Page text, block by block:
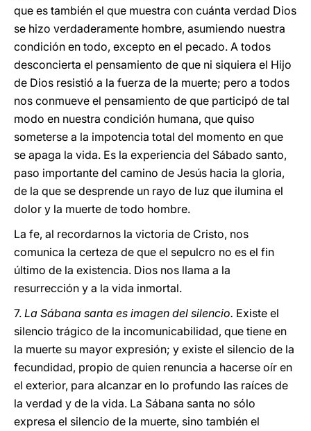
que es también el que muestra con cuánta verdad Dios
se hizo verdaderamente hombre, asumiendo nuestra
condición en todo, excepto en el pecado. A todos
desconcierta el pensamiento de que ni siquiera el Hijo
de Dios resistió a la fuerza de la muerte; pero a todos
nos conmueve el pensamiento de que participó de tal
modo en nuestra condición humana, que quiso
someterse a la impotencia total del momento en que
se apaga la vida. Es la experiencia del Sábado santo,
paso importante del camino de Jesús hacia la gloria,
de la que se desprende un rayo de luz que ilumina el
dolor y la muerte de todo hombre.
La fe, al recordarnos la victoria de Cristo, nos
comunica la certeza de que el sepulcro no es el fin
último de la existencia. Dios nos llama a la
resurrección y a la vida inmortal.
7. La Sábana santa es imagen del silencio. Existe el
silencio trágico de la incomunicabilidad, que tiene en
la muerte su mayor expresión; y existe el silencio de la
fecundidad, propio de quien renuncia a hacerse oír en
el exterior, para alcanzar en lo profundo las raíces de
la verdad y de la vida. La Sábana santa no sólo
expresa el silencio de la muerte, sino también el